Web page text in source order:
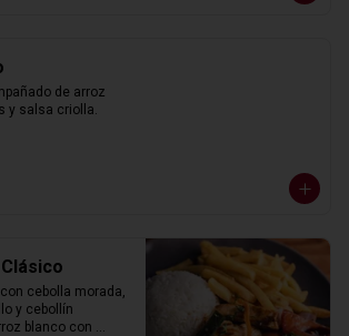
de arroz
y salsa criolla.
cebolla morada,
y cebollín
blanco con